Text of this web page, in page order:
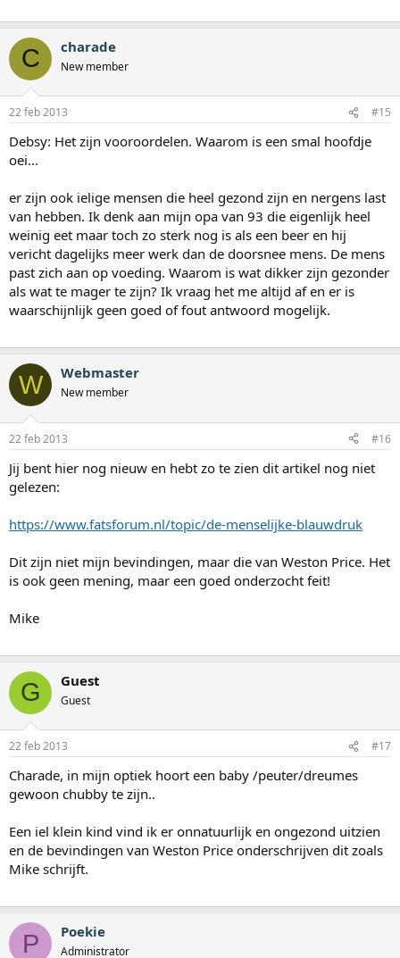
C charade
New member
22 feb 2013 #15
Debsy: Het zijn vooroordelen. Waarom is een smal hoofdje
oei...
er zijn ook ielige mensen die heel gezond zijn en nergens last
van hebben. Ik denk aan mijn opa van 93 die eigenlijk heel
weinig eet maar toch zo sterk nog is als een beer en hij
vericht dagelijks meer werk dan de doorsnee mens. De mens
past zich aan op voeding. Waarom is wat dikker zijn gezonder
als wat te mager te zijn? Ik vraag het me altijd af en er is
waarschijnlijk geen goed of fout antwoord mogelijk.
W Webmaster
New member
22 feb 2013 #16
Jij bent hier nog nieuw en hebt zo te zien dit artikel nog niet
gelezen:
https://www.fatsforum.nl/topic/de-menselijke-blauwdruk
Dit zijn niet mijn bevindingen, maar die van Weston Price. Het
is ook geen mening, maar een goed onderzocht feit!
Mike
G Guest
Guest
22 feb 2013 #17
Charade, in mijn optiek hoort een baby /peuter/dreumes
gewoon chubby te zijn..
Een iel klein kind vind ik er onnatuurlijk en ongezond uitzien
en de bevindingen van Weston Price onderschrijven dit zoals
Mike schrijft.
P Poekie
Administrator